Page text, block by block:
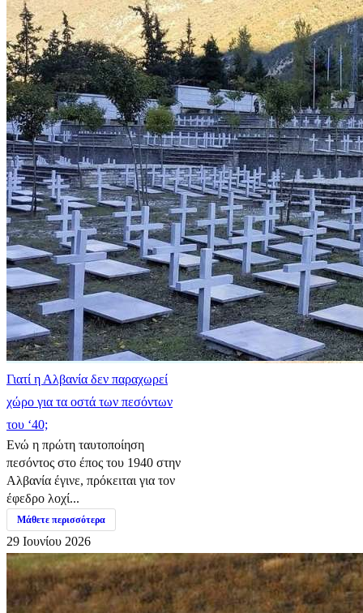
Γιατί η Αλβανία δεν παραχωρεί
χώρο για τα οστά των πεσόντων
του ‘40;
Ενώ η πρώτη ταυτοποίηση
πεσόντος στο έπος του 1940 στην
Αλβανία έγινε, πρόκειται για τον
έφεδρο λοχί...
Μάθετε περισσότερα
29 Ιουνίου 2026